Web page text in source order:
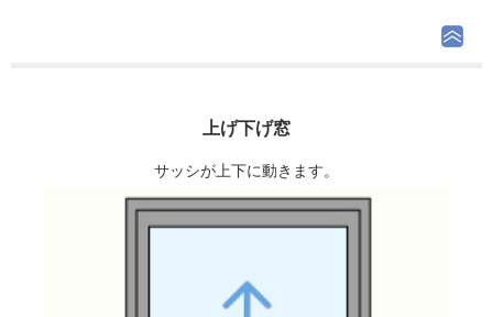
上げ下げ窓
サッシが上下に動きます。